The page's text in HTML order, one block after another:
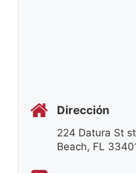
Dirección
224 Datura St
Beach, FL